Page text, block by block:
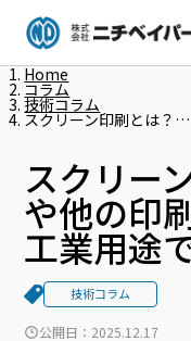
ニチベイパーツ
Home
コラム
技術コラム
スクリーン印刷とは？…
スクリー
や他の印
工業用途
技術コラム
公開日： 2025.12.17